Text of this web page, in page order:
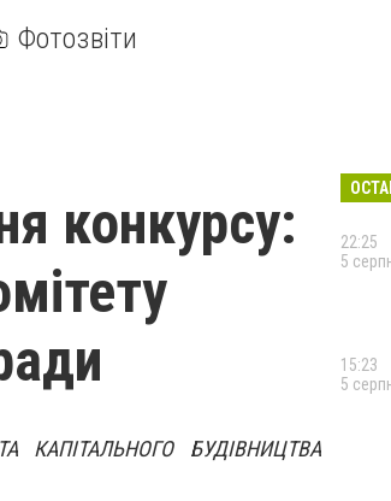
Фотозвіти
конкурсу:
КАПІТАЛЬНОГО БУДІВНИЦТВА
22:25
5
15:23
5